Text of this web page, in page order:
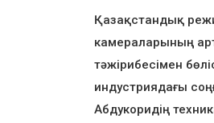
Қазақстандық
камераларының
тәжірибесімен
индустриядағы
Абдукоридің